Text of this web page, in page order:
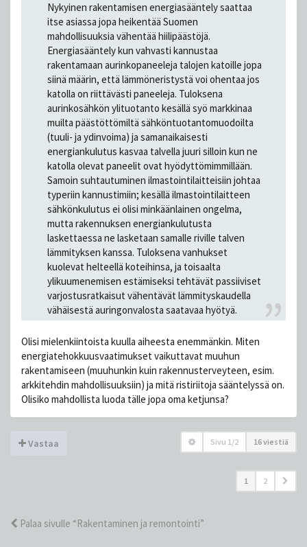
Nykyinen rakentamisen energiasääntely saattaa
itse asiassa jopa heikentää Suomen
mahdollisuuksia vähentää hiilipäästöjä.
Energiasääntely kun vahvasti kannustaa
rakentamaan aurinkopaneeleja talojen katoille jopa
siinä määrin, että lämmöneristystä voi ohentaa jos
katolla on riittävästi paneeleja. Tuloksena
aurinkosähkön ylituotanto kesällä syö markkinaa
muilta päästöttömiltä sähköntuotantomuodoilta
(tuuli- ja ydinvoima) ja samanaikaisesti
energiankulutus kasvaa talvella juuri silloin kun ne
katolla olevat paneelit ovat hyödyttömimmillään.
Samoin suhtautuminen ilmastointilaitteisiin johtaa
typeriin kannustimiin; kesällä ilmastointilaitteen
sähkönkulutus ei olisi minkäänlainen ongelma,
mutta rakennuksen energiankulutusta
laskettaessa ne lasketaan samalle riville talven
lämmityksen kanssa. Tuloksena vanhukset
kuolevat helteellä koteihinsa, ja toisaalta
ylikuumenemisen estämiseksi tehtävät passiiviset
varjostusratkaisut vähentävät lämmityskaudella
vähäisestä auringonvalosta saatavaa hyötyä.
Olisi mielenkiintoista kuulla aiheesta enemmänkin. Miten
energiatehokkuusvaatimukset vaikuttavat muuhun
rakentamiseen (muuhunkin kuin rakennusterveyteen, esim.
arkkitehdin mahdollisuuksiin) ja mitä ristiriitoja sääntelyssä on.
Olisiko mahdollista luoda tälle jopa oma ketjunsa?
Vastaa Sivu 1 /2 16 viestiä
1 2
Palaa sivulle “Rakentaminen ja remontointi”